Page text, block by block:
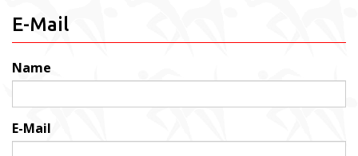
E-Mail
Name
E-Mail